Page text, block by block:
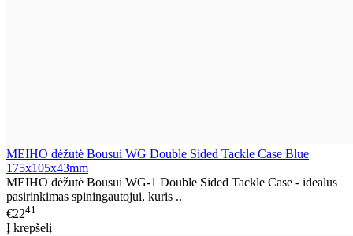
MEIHO dėžutė Bousui WG Double Sided Tackle Case Blue
175x105x43mm
MEIHO dėžutė Bousui WG-1 Double Sided Tackle Case - idealus
pasirinkimas spiningautojui, kuris ..
€2241
Į krepšelį